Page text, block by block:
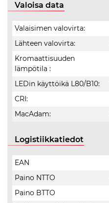
Valoisa data
Valaisimen valovirta:
Lähteen valovirta:
Kromaattisuuden
lämpötila :
LEDin käyttöikä L80/B10:
CRI:
MacAdam:
Logistiikkatiedot
EAN
Paino NTTO
Paino BTTO